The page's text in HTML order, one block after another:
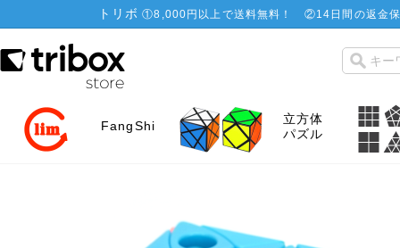
トリボ ①8,000円以上で送料無料！ ②14日間の返金
FangShi
立方体
パズル